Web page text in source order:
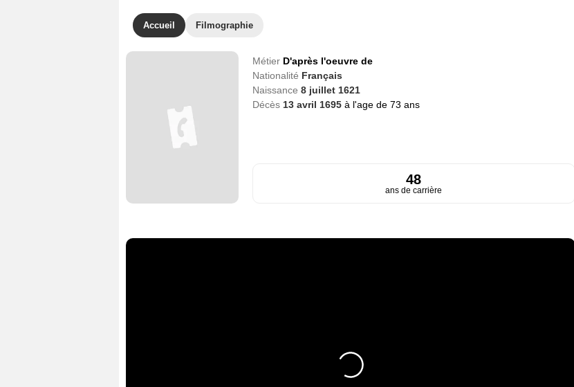
Accueil Filmographie
Métier D'après l'oeuvre de
Nationalité Français
Naissance 8 juillet 1621
Décès 13 avril 1695 à l'age de 73 ans
48
ans de carrière